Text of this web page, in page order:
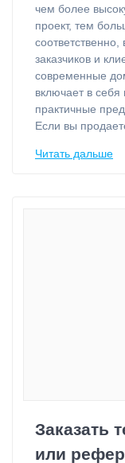
чем более
проект, тем
заказчиков и
современные
включает в
практичные
Если вы
Читать дальше
Заказать
или